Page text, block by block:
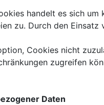
handelt es sich
zu. Durch den
Cookies nicht
zugreifen
Daten